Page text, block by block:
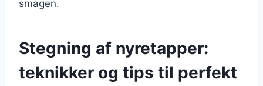
smagen.
Stegning af nyretapper:
teknikker og tips til perfekt